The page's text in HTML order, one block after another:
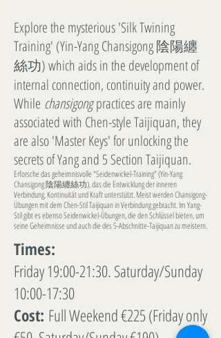
Explore the mysterious 'Silk Twining
Training' (Yin-Yang Chansigong 陰陽纏
絲功) which aids in the development of
internal connection, continuity and power.
While chansigongpractices are mainly
associated with Chen-style Taijiquan, they
are also 'Master Keys' for unlocking the
secrets of Yang and 5 Section Taijiquan.
Erforsche das geheimnisvolle "Seidenwickel-Training" (Yin-Yang
Chansigong 陰陽纏絲功), das die Entwicklung der inneren
Verbindung, Kontinuität und Kraft unterstützt. Meist werden Chansigong-
Übungen mit dem Chen-Stil Taijiquan in Verbindung gebracht. Im Yang-
Stil gibt es ebenso Seidenwickel-Übungen, die den Schlüssel bieten, um
seine Geheimnisse und auch die des 5-Abschnitte-Taijiquan zu meistern.
Times:
Friday 19:00-21:30. Saturday/Sunday
10:00-17:30
Cost: Full Weekend €225 (Friday only